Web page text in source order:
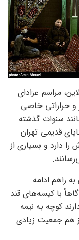
مراسم عزادای
و حراراتی خاصی
سنوات گذشته
قدیمی تهران
دارد و بسیاری از
راهم ادامه
با کیسه‌های قند
کوچه به نیمه
هم جمعیت زیادی